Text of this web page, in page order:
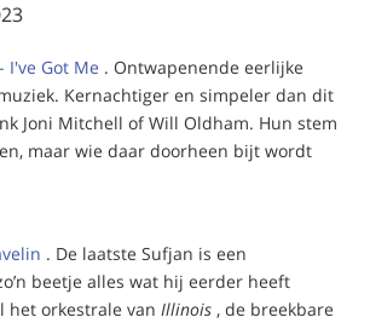
I've Got Me . Ontwapenende eerlijke
Kernachtiger en simpeler dan dit
Joni Mitchell of Will Oldham. Hun stem
maar wie daar doorheen bijt wordt
. De laatste Sufjan is een
beetje alles wat hij eerder heeft
het orkestrale van Illinois , de breekbare